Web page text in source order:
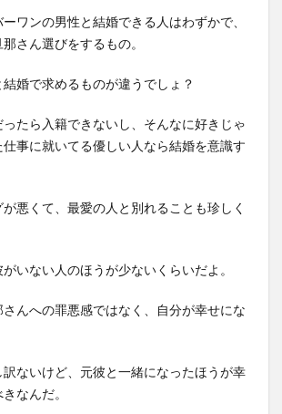
ワンの男性と結婚できる人はわずかで、
さん選びをするもの。
婚で求めるものが違うでしょ？
たら入籍できないし、そんなに好きじゃ
事に就いてる優しい人なら結婚を意識す
悪くて、最愛の人と別れることも珍しく
いない人のほうが少ないくらいだよ。
んへの罪悪感ではなく、自分が幸せにな
訳ないけど、元彼と一緒になったほうが幸
なんだ。